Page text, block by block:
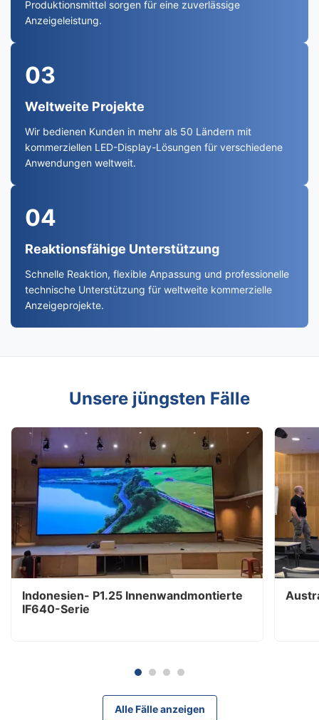
Produktionsmittel sorgen für eine zuverlässige
Anzeigeleistung.
03
Weltweite Projekte
Wir bedienen Kunden in mehr als 50 Ländern mit
kommerziellen LED-Display-Lösungen für verschiedene
Anwendungen weltweit.
04
Reaktionsfähige Unterstützung
Schnelle Reaktion, flexible Anpassung und professionelle
technische Unterstützung für weltweite kommerzielle
Anzeigeprojekte.
Unsere jüngsten Fälle
Indonesien- P1.25 Innenwandmontierte
IF640-Serie
Alle Fälle anzeigen